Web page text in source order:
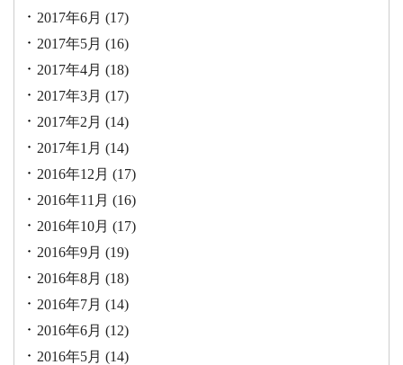
2017年6月 (17)
2017年5月 (16)
2017年4月 (18)
2017年3月 (17)
2017年2月 (14)
2017年1月 (14)
2016年12月 (17)
2016年11月 (16)
2016年10月 (17)
2016年9月 (19)
2016年8月 (18)
2016年7月 (14)
2016年6月 (12)
2016年5月 (14)